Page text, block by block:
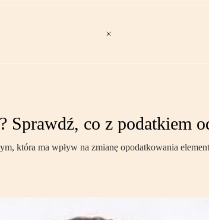
co z podatkiem
która ma wpływ na zmianę opodatkowania